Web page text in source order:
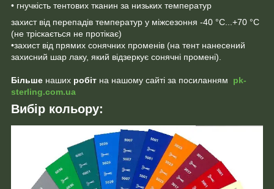
• гнучкість тентових тканин за низьких температур
захист від перепадів температур у міжсезоння -40 °C...+70 °C
(не тріскається не протікає)
•захист від прямих сонячних променів (на тент нанесений
захисний шар лаку, який відзеркує сонячні промені).
Більше наших робіт на нашому сайті за посиланням pk-
sterling.com.ua
Вибір кольору: